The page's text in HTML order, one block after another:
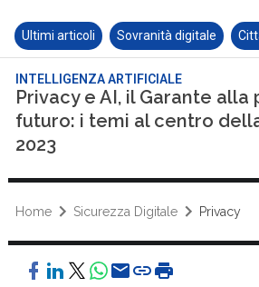
Ultimi articoli Sovranità digitale
INTELLIGENZA ARTIFICIALE
Privacy e AI, il Garante alla
futuro: i temi al centro
2023
Home Sicurezza Digitale Privacy